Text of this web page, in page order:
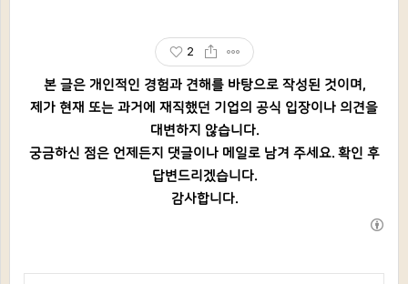
2
본 글은 개인적인 경험과 견해를 바탕으로 작성된 것이며,
제가 현재 또는 과거에 재직했던 기업의 공식 입장이나 의견을
대변하지 않습니다.
궁금하신 점은 언제든지 댓글이나 메일로 남겨 주세요. 확인 후
답변드리겠습니다.
감사합니다.